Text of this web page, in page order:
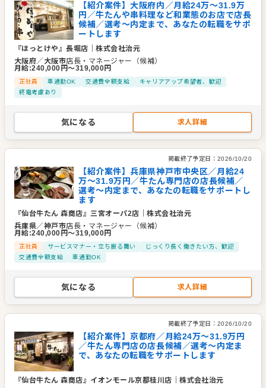
【紹介案件】大阪府内／月給24万〜31.9万
円／牛たんや串料理など和業態のお店で店長
候補／選考～内定まで、あなたの転職をサポ
ートします
『ほっとけや』長堀店 ｜株式会社治元
大阪府／ 大阪市店長・マネージャー（候補）
月給:240,000 円〜319,000円
正社員 車通勤OK 交通費全額支給
キャリアアップ希望者、歓迎
終電考慮あり
気になる 求人詳細
掲載終了予定日： 2026/10/20
【紹介案件】兵庫県神戸市中央区／月給24
万〜31.9万円／牛たん専門店の店長候補／
選考～内定まで、あなたの転職をサポートし
ます
『仙台牛たん 森商店』三宮オーパ2店 ｜株式会社治元
兵庫県／神戸市店長・マネージャー（候補）
月給:240,000 円〜319,000円
正社員 サービスマナー・立ち振る舞い
じっくり長く働きたい方、歓迎
交通費全額支給
車通勤OK
気になる 求人詳細
掲載終了予定日： 2026/10/20
【紹介案件】京都府／月給24万～31.9万円
／牛たん専門店の店長候補／選考～内定ま
で、あなたの転職をサポートします
『仙台牛たん 森商店』イオンモール京都桂川店 ｜株式会社治元